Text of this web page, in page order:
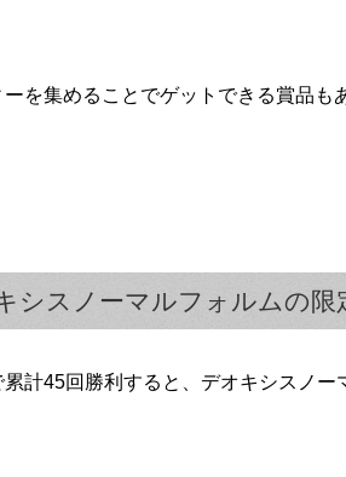
ーを集めることでゲットできる賞品
シスノーマルフォルムの限
累計45回勝利すると、デオキシスノー